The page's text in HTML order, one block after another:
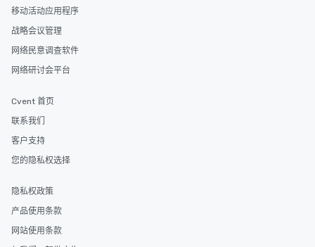
移动活动应用程序
战略会议管理
网络民意调查软件
网络研讨会平台
Cvent 首页
联系我们
客户支持
您的隐私权选择
隐私权政策
产品使用条款
网站使用条款